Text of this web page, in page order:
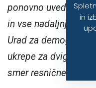
ponovno uvedbo
in vse nadaljnje
Urad za
ukrepe za dvig
smer resnične
in